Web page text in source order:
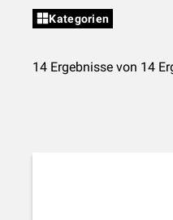
Kategorien
14 Ergebnisse von 14